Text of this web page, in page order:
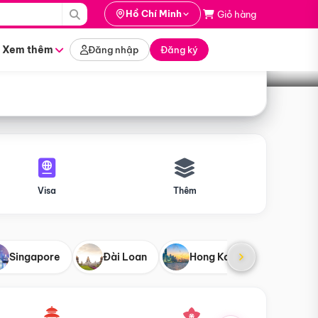
Hồ Chí Minh Giỏ hàng
Xem thêm Đăng nhập Đăng ký
Tìm tour
Visa Thêm
Singapore Đài Loan Hong Kong